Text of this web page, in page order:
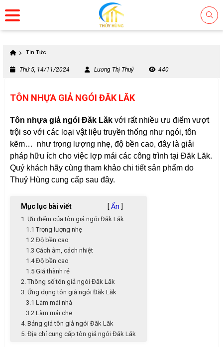
Tin Tức
Thứ 5, 14/11/2024 Lương Thị Thuỷ 440
TÔN NHỰA GIẢ NGÓI ĐĂK LĂK
Tôn nhựa giả ngói Đăk Lăk với rất nhiều ưu điểm vượt
trội so với các loại vật liệu truyền thống như ngói, tôn
kẽm… như trọng lượng nhẹ, độ bền cao, đây là giải
pháp hữu ích cho việc lợp mái các công trình tại Đăk Lăk.
Quý khách hãy cùng tham khảo chi tiết sản phẩm do
Thuỷ Hùng cung cấp sau đây.
Mục lục bài viết [ Ẩn ]
1. Ưu điểm của tôn giả ngói Đăk Lăk
1.1 Trọng lượng nhẹ
1.2 Độ bền cao
1.3 Cách âm, cách nhiệt
1.4 Độ bền cao
1.5 Giá thành rẻ
2. Thông số tôn giả ngói Đăk Lăk
3. Ứng dụng tôn giả ngói Đăk Lăk
3.1 Làm mái nhà
3.2 Làm mái che
4. Bảng giá tôn giả ngói Đăk Lăk
5. Địa chỉ cung cấp tôn giả ngói Đăk Lăk